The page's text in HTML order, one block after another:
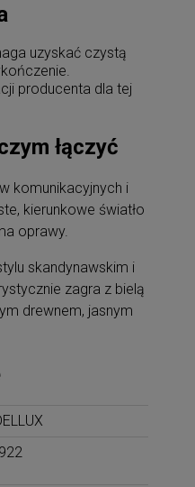
uzyskać czystą
producenta dla tej
łączyć
komunikacyjnych i
kierunkowe światło
oprawy.
skandynawskim i
zagra z bielą
drewnem, jasnym